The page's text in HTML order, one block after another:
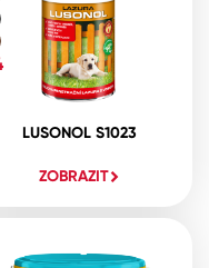
LUSONOL S1023
ZOBRAZIT